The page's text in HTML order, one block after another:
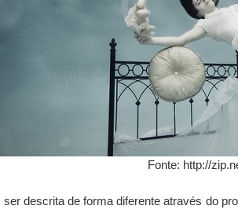
Fonte: http://
ser descrita de forma diferente através do